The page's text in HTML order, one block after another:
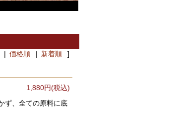
| 価格順 | 新着順
]
1,880円(税込)
ず、全ての原料に底